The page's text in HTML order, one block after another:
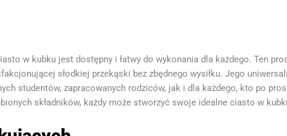
w kubku jest dostępny i łatwy do wykonania dla każdego. Ten
słodkiej przekąski bez zbędnego wysiłku. Jego
studentów, zapracowanych rodziców, jak i dla każdego, kto po
składników, każdy może stworzyć swoje idealne ciasto w